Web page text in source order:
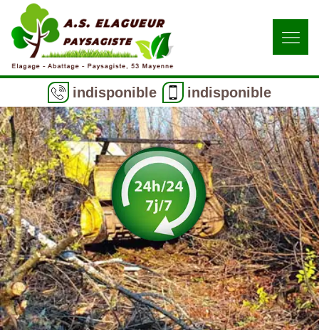
indisponible indisponible